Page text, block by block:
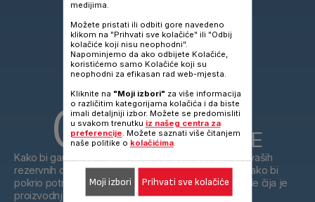
MILIONA
DIJELOVA NA PREKO
30
000M2POVRŠINE
Kako bi garantirao maksimalnu trenutnu dostupnost vaših
rezervnih dijelova, Tefal skladišti rezervne dijelove kako bi
pokrio potrebe u godinama koje dolaze, na proizvode čija je
proizvodnja zaustavljena.
medijima.
Možete pristati ili odbiti gore navedeno
klikom na "Prihvati sve kolačiće" ili "Odbij
kolačiće koji nisu neophodni".
Napominjemo da ako odbijete Kolačiće,
koristićemo samo Kolačiće koji su
neophodni za efikasan rad web-mjesta.
Kliknite na "Moji izbori" za više informacija
o različitim kategorijama kolačića i da biste
imali detaljniji izbor. Možete se predomisliti
u svakom trenutku iz našeg centra za
preferencije. Možete saznati više čitanjem
naše politike o kolačićima.
Moji izbori Prihvati sve kolačiće